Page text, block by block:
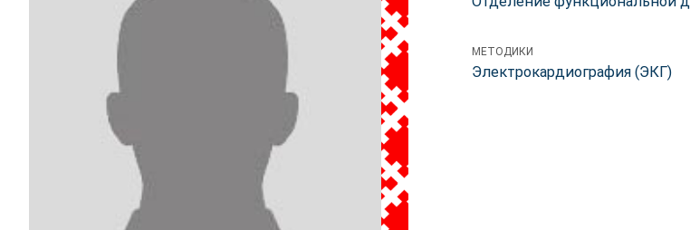
МЕТОДИКИ
Электрокардиография (ЭКГ)